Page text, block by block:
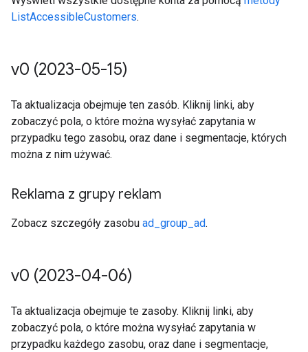
ListAccessibleCustomers.
v0 (2023-05-15)
Ta aktualizacja obejmuje ten zasób. Kliknij linki, aby
zobaczyć pola, o które można wysyłać zapytania w
przypadku tego zasobu, oraz dane i segmentacje, których
można z nim używać.
Reklama z grupy reklam
Zobacz szczegóły zasobu ad_group_ad.
v0 (2023-04-06)
Ta aktualizacja obejmuje te zasoby. Kliknij linki, aby
zobaczyć pola, o które można wysyłać zapytania w
przypadku każdego zasobu, oraz dane i segmentacje,